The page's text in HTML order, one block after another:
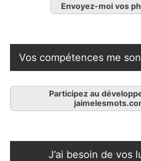
Envoyez-moi vos
Vos compétences me
Participez au
J’ai besoin de vos